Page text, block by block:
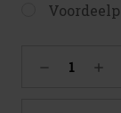
voorraad:
Hoeveelheid